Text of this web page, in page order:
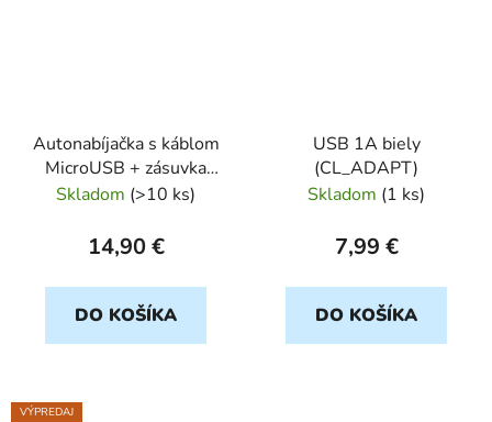
Autonabíjačka s káblom
MicroUSB + zásuvka
USB 3A Blue Star,
Skladom (>10 ks)
14,90 €
DO KOŠÍKA
USB 1A biely
(CL_ADAPT)
Skladom (1 ks)
7,99 €
DO KOŠÍKA
VÝPREDAJ